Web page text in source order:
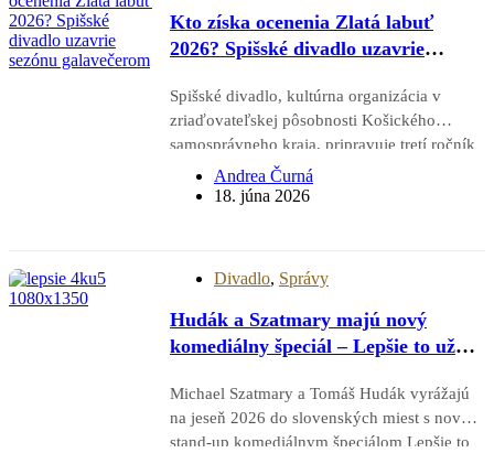
Kto získa ocenenia Zlatá labuť
2026? Spišské divadlo uzavrie
Spišské divadlo, kultúrna organizácia v
zriaďovateľskej pôsobnosti Košického
samosprávneho kraja, pripravuje tretí ročník
galavečera Zlatá labuť, počas ktorého ocení
najúspešnejšie herečky, hercov, inscenácie a
Andrea Čurná
18. júna 2026
Divadlo, Správy
Hudák a Szatmary majú nový
komediálny špeciál – Lepšie to už
Michael Szatmary a Tomáš Hudák vyrážajú
na jeseň 2026 do slovenských miest s novým
stand-up komediálnym špeciálom Lepšie to